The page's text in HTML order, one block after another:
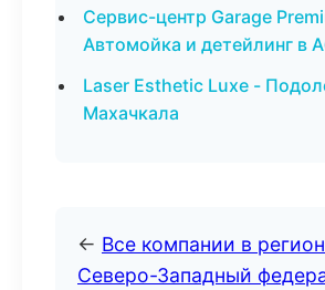
Сервис-центр Garage
Автомойка и детейлинг в
Laser Esthetic Luxe -
Махачкала
← Все компании в
Северо-Западный